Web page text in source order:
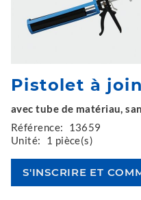
Pistolet à
avec tube de matériau,
Référence:
13659
Unité:
1 pièce(s)